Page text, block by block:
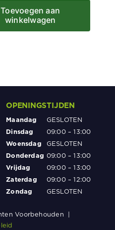
Toevoegen aan
winkelwagen
OPENINGSTIJDEN
Maandag
GESLOTEN
Dinsdag
09:00 – 13:00
Woensdag
GESLOTEN
Donderdag 09:00 – 13:00
Vrijdag
09:00 – 13:00
Zaterdag
09:00 – 12:00
Zondag
GESLOTEN
Voorbehouden |